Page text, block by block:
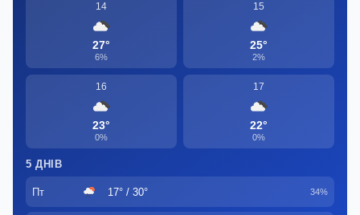
14
27°
6%
15
25°
2%
16
23°
0%
17
22°
0%
5 ДНІВ
Пт 17° / 30° 34%